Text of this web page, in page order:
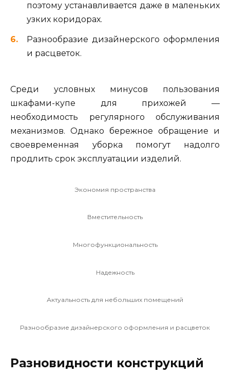
поэтому устанавливается даже в маленьких
узких коридорах.
Разнообразие дизайнерского оформления
и расцветок.
Среди условных минусов пользования
шкафами-купе для прихожей —
необходимость регулярного обслуживания
механизмов. Однако бережное обращение и
своевременная уборка помогут надолго
продлить срок эксплуатации изделий.
Экономия пространства
Вместительность
Многофункциональность
Надежность
Актуальность для небольших помещений
Разнообразие дизайнерского оформления и расцветок
Разновидности конструкций